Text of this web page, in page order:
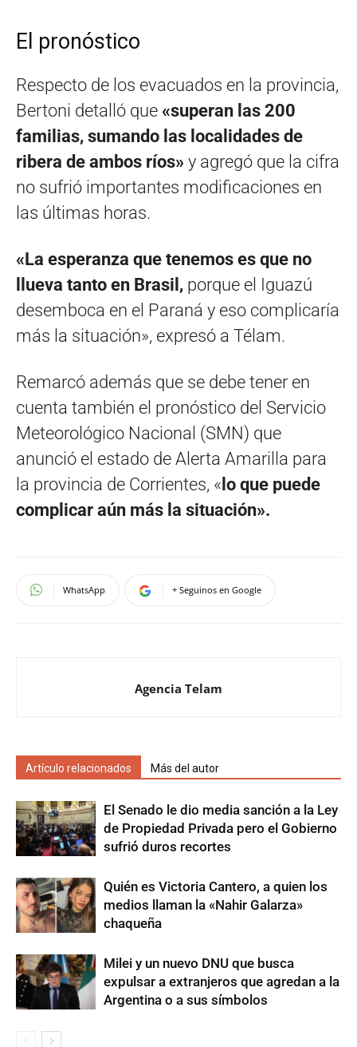
El pronóstico
Respecto de los evacuados en la provincia,
Bertoni detalló que «superan las 200
familias, sumando las localidades de
ribera de ambos ríos» y agregó que la cifra
no sufrió importantes modificaciones en
las últimas horas.
«La esperanza que tenemos es que no
llueva tanto en Brasil, porque el Iguazú
desemboca en el Paraná y eso complicaría
más la situación», expresó a Télam.
Remarcó además que se debe tener en
cuenta también el pronóstico del Servicio
Meteorológico Nacional (SMN) que
anunció el estado de Alerta Amarilla para
la provincia de Corrientes, « lo que puede
complicar aún más la situación».
WhatsApp + Seguinos en Google
Agencia Telam
Artículo relacionados Más del autor
El Senado le dio media sanción a la Ley
de Propiedad Privada pero el Gobierno
sufrió duros recortes
Quién es Victoria Cantero, a quien los
medios llaman la «Nahir Galarza»
chaqueña
Milei y un nuevo DNU que busca
expulsar a extranjeros que agredan a la
Argentina o a sus símbolos